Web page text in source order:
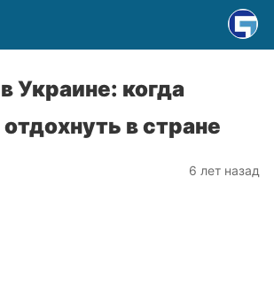
Украине: когда
в стране
6 лет назад